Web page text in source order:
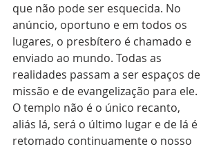
que não pode ser esquecida. No
anúncio, oportuno e em todos os
lugares, o presbítero é chamado e
enviado ao mundo. Todas as
realidades passam a ser espaços de
missão e de evangelização para ele.
O templo não é o único recanto,
aliás lá, será o último lugar e de lá é
retomado continuamente o nosso